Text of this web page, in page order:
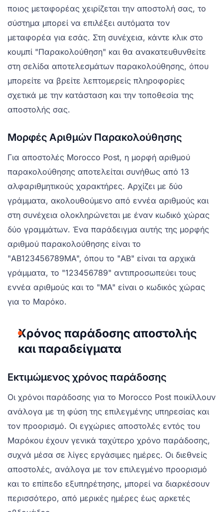
ποιος μεταφορέας χειρίζεται την αποστολή σας, το
σύστημα μπορεί να επιλέξει αυτόματα τον
μεταφορέα για εσάς. Στη συνέχεια, κάντε κλικ στο
κουμπί "Παρακολούθηση" και θα ανακατευθυνθείτε
στη σελίδα αποτελεσμάτων παρακολούθησης, όπου
μπορείτε να βρείτε λεπτομερείς πληροφορίες
σχετικά με την κατάσταση και την τοποθεσία της
αποστολής σας.
Μορφές Αριθμών Παρακολούθησης
Για αποστολές Morocco Post, η μορφή αριθμού
παρακολούθησης αποτελείται συνήθως από 13
αλφαριθμητικούς χαρακτήρες. Αρχίζει με δύο
γράμματα, ακολουθούμενο από εννέα αριθμούς και
στη συνέχεια ολοκληρώνεται με έναν κωδικό χώρας
δύο γραμμάτων. Ένα παράδειγμα αυτής της μορφής
αριθμού παρακολούθησης είναι το
"AB123456789MA", όπου το "AB" είναι τα αρχικά
γράμματα, το "123456789" αντιπροσωπεύει τους
εννέα αριθμούς και το "MA" είναι ο κωδικός χώρας
για το Μαρόκο.
Χρόνος παράδοσης αποστολής
και παραδείγματα
Εκτιμώμενος χρόνος παράδοσης
Οι χρόνοι παράδοσης για το Morocco Post ποικίλλουν
ανάλογα με τη φύση της επιλεγμένης υπηρεσίας και
τον προορισμό. Οι εγχώριες αποστολές εντός του
Μαρόκου έχουν γενικά ταχύτερο χρόνο παράδοσης,
συχνά μέσα σε λίγες εργάσιμες ημέρες. Οι διεθνείς
αποστολές, ανάλογα με τον επιλεγμένο προορισμό
και το επίπεδο εξυπηρέτησης, μπορεί να διαρκέσουν
περισσότερο, από μερικές ημέρες έως αρκετές